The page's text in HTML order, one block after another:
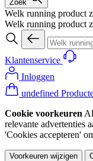
Zoek
Welk running product
Welk running product
Klantenservice
Inloggen
undefined
Cookie voorkeuren
relevante advertenties
'Cookies accepteren'
Voorkeuren wijzigen